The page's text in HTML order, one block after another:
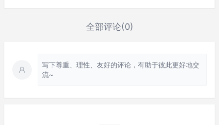
全部评论(0)
写下尊重、理性、友好的评论，有助于彼此更好地交
流~